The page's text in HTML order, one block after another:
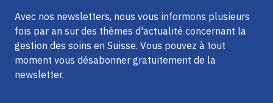
Avec nos newsletters, nous vous informons plusieurs
fois par an sur des thèmes d'actualité concernant la
gestion des soins en Suisse. Vous pouvez à tout
moment vous désabonner gratuitement de la
newsletter.